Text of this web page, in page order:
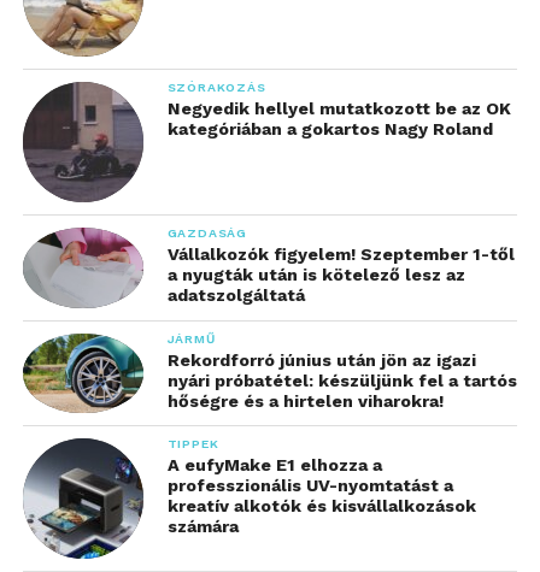
SZÓRAKOZÁS
Negyedik hellyel mutatkozott be az OK
kategóriában a gokartos Nagy Roland
GAZDASÁG
Vállalkozók figyelem! Szeptember 1-től
a nyugták után is kötelező lesz az
adatszolgáltatá
JÁRMŰ
Rekordforró június után jön az igazi
nyári próbatétel: készüljünk fel a tartós
hőségre és a hirtelen viharokra!
TIPPEK
A eufyMake E1 elhozza a
professzionális UV-nyomtatást a
kreatív alkotók és kisvállalkozások
számára